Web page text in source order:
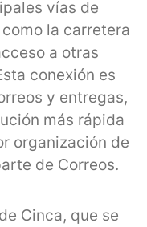
vías de
la carretera
a otras
conexión es
y entregas,
más rápida
organización de
de Correos.
Cinca, que se